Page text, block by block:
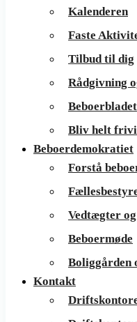
Kalenderen
Faste
Tilbud til dig
Rådgivning
Beboerbladet
Bliv helt
Beboerdemokratiet
Forstå
Vedtægter
Beboermøde
Boliggården
Kontakt